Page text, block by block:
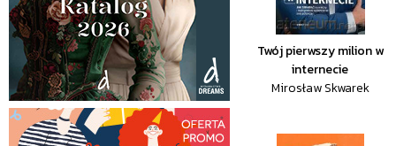
Twój pierwszy milion w
internecie
Mirosław Skwarek